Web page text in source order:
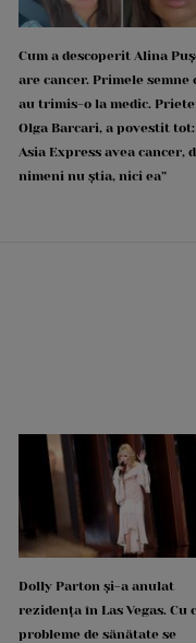
Cum a descoperit Alina
are cancer. Primele semne
au trimis-o la medic.
Olga Barcari, a povestit tot:
Asia Express avea cancer,
nimeni nu știa, nici ea”
Dolly Parton și-a anulat
rezidența în Las Vegas. Cu
probleme de sănătate se